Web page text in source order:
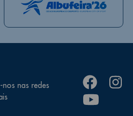
nos nas redes
facebook instagram
youtube